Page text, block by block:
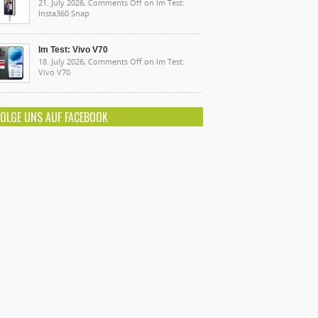
21. July 2026, Comments Off on Im Test:
Insta360 Snap
Im Test: Vivo V70
18. July 2026, Comments Off on Im Test:
Vivo V70
UNS AUF FACEBOOK